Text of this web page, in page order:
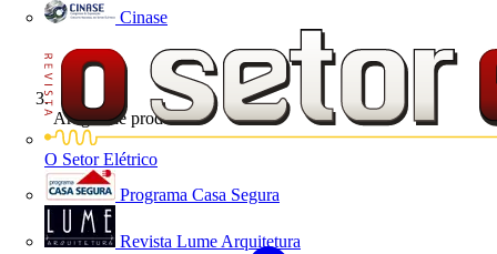
Cinase
O Setor Elétrico
Programa Casa Segura
Revista Lume Arquitetura
Artigos de produto